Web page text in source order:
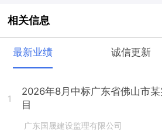
相关信息
最新业绩 诚信更新
1
2026年8月中标广东省佛山市
目
广东国晟建设监理有限公司